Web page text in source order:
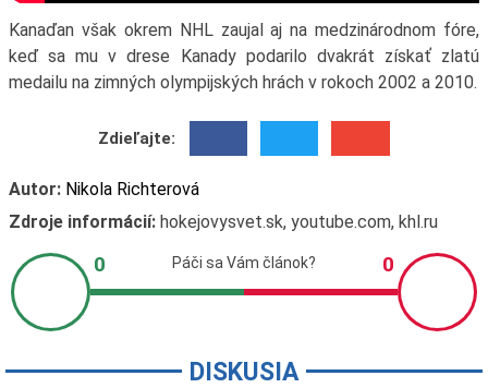
Kanaďan však okrem NHL zaujal aj na medzinárodnom fóre,
keď sa mu v drese Kanady podarilo dvakrát získať zlatú
medailu na zimných olympijských hrách v rokoch 2002 a 2010.
Zdieľajte:
Autor: Nikola Richterová
Zdroje informácií:hokejovysvet.sk, youtube.com, khl.ru
DISKUSIA